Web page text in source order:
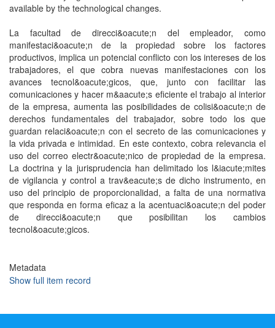
available by the technological changes.
La facultad de direcci&oacute;n del empleador, como
manifestaci&oacute;n de la propiedad sobre los factores
productivos, implica un potencial conflicto con los intereses de los
trabajadores, el que cobra nuevas manifestaciones con los
avances tecnol&oacute;gicos, que, junto con facilitar las
comunicaciones y hacer m&aacute;s eficiente el trabajo al interior
de la empresa, aumenta las posibilidades de colisi&oacute;n de
derechos fundamentales del trabajador, sobre todo los que
guardan relaci&oacute;n con el secreto de las comunicaciones y
la vida privada e intimidad. En este contexto, cobra relevancia el
uso del correo electr&oacute;nico de propiedad de la empresa.
La doctrina y la jurisprudencia han delimitado los l&iacute;mites
de vigilancia y control a trav&eacute;s de dicho instrumento, en
uso del principio de proporcionalidad, a falta de una normativa
que responda en forma eficaz a la acentuaci&oacute;n del poder
de direcci&oacute;n que posibilitan los cambios
tecnol&oacute;gicos.
Metadata
Show full item record